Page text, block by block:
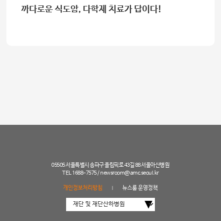
까다로운 식도암, 다학제 치료가 답이다!
05505 서울특별시 송파구 올림픽로 43길 88 서울아산병원
TEL 1688-7575 /newsroom@amc.seoul.kr
개인정보처리방침 뉴스룸 운영정책